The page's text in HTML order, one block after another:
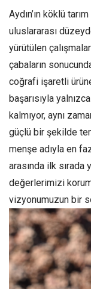
Aydın’ın köklü
uluslararası
yürütülen
çabaların
coğrafi işaretli
başarısıyla
kalmıyor, aynı
güçlü bir şekilde
menşe adıyla en
arasında ilk sırada
değerlerimizi
vizyonumuzun bir